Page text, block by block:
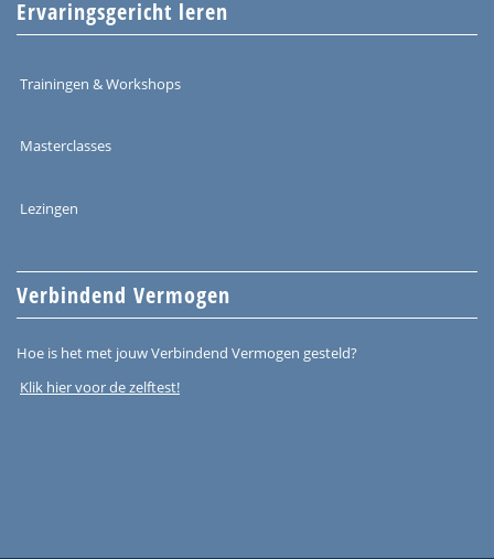
Ervaringsgericht leren
Trainingen & Workshops
Masterclasses
Lezingen
Verbindend Vermogen
Hoe is het met jouw Verbindend Vermogen gesteld?
Klik hier voor de zelftest!